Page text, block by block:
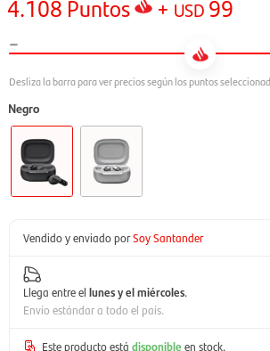
4.108 Puntos + USD 99
-
Negro
Vendido y enviado porSoy Santander
Llega entre el lunes y el miércoles.
Envío estándar a todo el país.
Este producto está disponible en stock.